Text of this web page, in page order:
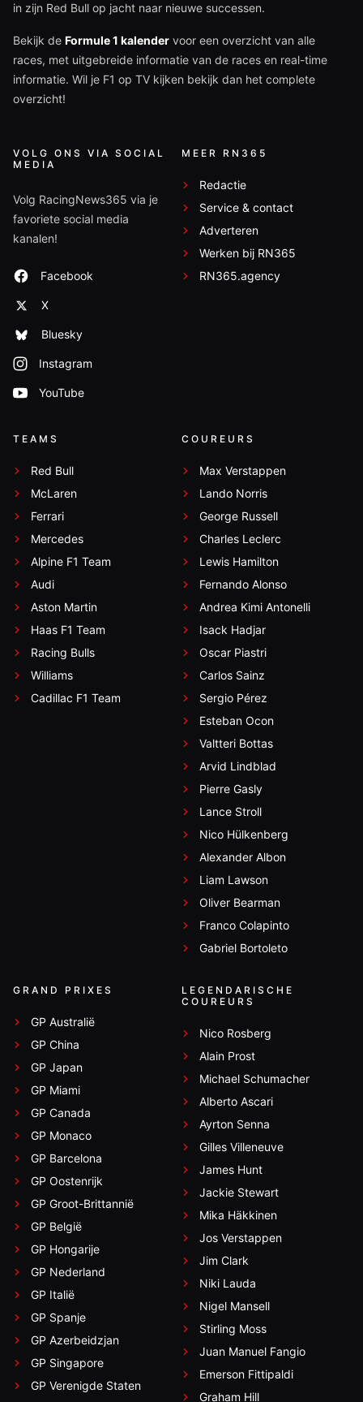
in zijn Red Bull op jacht naar nieuwe successen.
Bekijk de Formule 1 kalender voor een overzicht van alle
races, met uitgebreide informatie van de races en real-time
informatie. Wil je F1 op TV kijken bekijk dan het complete
overzicht!
VOLG ONS VIA SOCIAL
MEDIA
Volg RacingNews365 via je
favoriete social media
kanalen!
Facebook
X
Bluesky
Instagram
YouTube
MEER RN365
Redactie
Service & contact
Adverteren
Werken bij RN365
RN365.agency
TEAMS
Red Bull
McLaren
Ferrari
Mercedes
Alpine F1 Team
Audi
Aston Martin
Haas F1 Team
Racing Bulls
Williams
Cadillac F1 Team
COUREURS
Max Verstappen
Lando Norris
George Russell
Charles Leclerc
Lewis Hamilton
Fernando Alonso
Andrea Kimi Antonelli
Isack Hadjar
Oscar Piastri
Carlos Sainz
Sergio Pérez
Esteban Ocon
Valtteri Bottas
Arvid Lindblad
Pierre Gasly
Lance Stroll
Nico Hülkenberg
Alexander Albon
Liam Lawson
Oliver Bearman
Franco Colapinto
Gabriel Bortoleto
GRAND PRIXES
GP Australië
GP China
GP Japan
GP Miami
GP Canada
GP Monaco
GP Barcelona
GP Oostenrijk
GP Groot-Brittannië
GP België
GP Hongarije
GP Nederland
GP Italië
GP Spanje
GP Azerbeidzjan
GP Singapore
GP Verenigde Staten
LEGENDARISCHE
COUREURS
Nico Rosberg
Alain Prost
Michael Schumacher
Alberto Ascari
Ayrton Senna
Gilles Villeneuve
James Hunt
Jackie Stewart
Mika Häkkinen
Jos Verstappen
Jim Clark
Niki Lauda
Nigel Mansell
Stirling Moss
Juan Manuel Fangio
Emerson Fittipaldi
Graham Hill